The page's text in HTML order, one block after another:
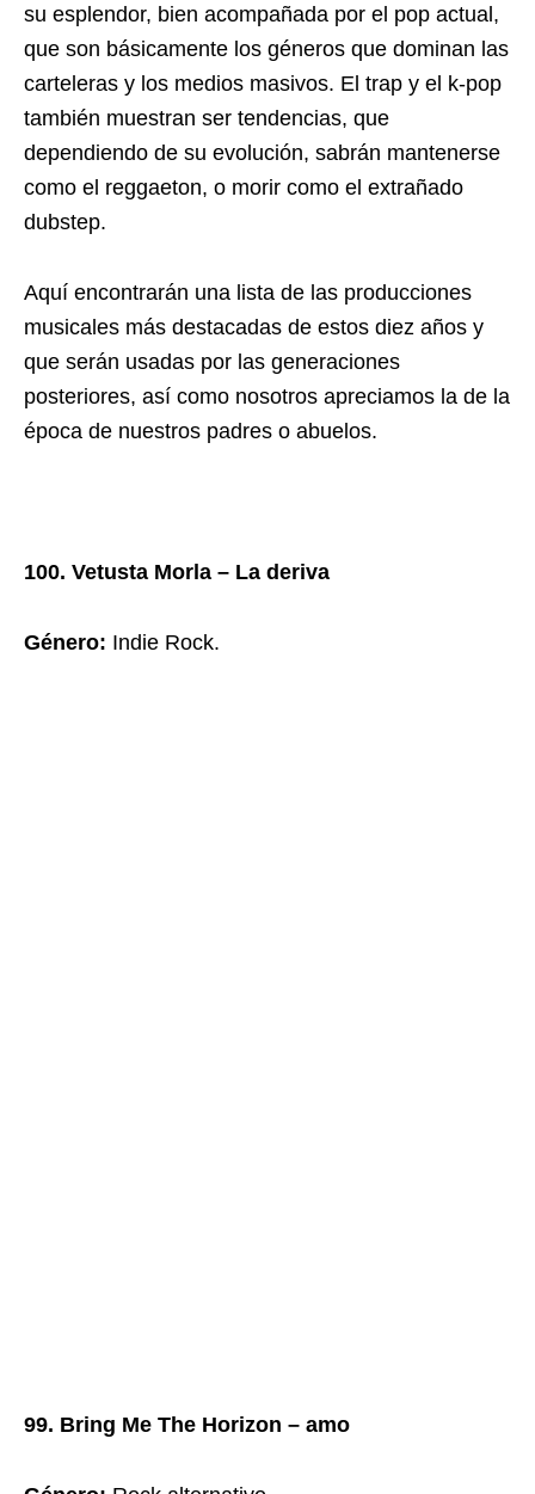
su esplendor, bien acompañada por el pop actual,
que son básicamente los géneros que dominan las
carteleras y los medios masivos. El trap y el k-pop
también muestran ser tendencias, que
dependiendo de su evolución, sabrán mantenerse
como el reggaeton, o morir como el extrañado
dubstep.
Aquí encontrarán una lista de las producciones
musicales más destacadas de estos diez años y
que serán usadas por las generaciones
posteriores, así como nosotros apreciamos la de la
época de nuestros padres o abuelos.
100. Vetusta Morla – La deriva
Género: Indie Rock.
99. Bring Me The Horizon – amo